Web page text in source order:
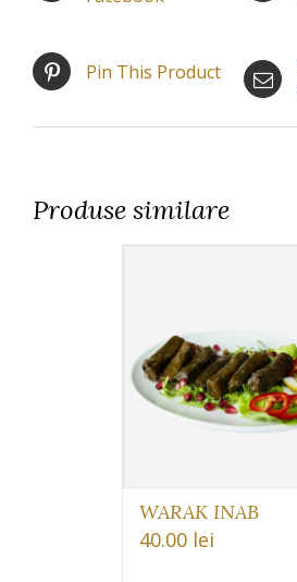
Pin This Product
Produse similare
WARAK INAB
40.00 lei